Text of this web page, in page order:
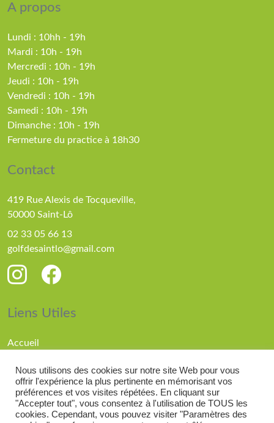
A propos
Lundi : 10hh - 19h
Mardi : 10h - 19h
Mercredi : 10h - 19h
Jeudi : 10h - 19h
Vendredi : 10h - 19h
Samedi : 10h - 19h
Dimanche : 10h - 19h
Fermeture du practice à 18h30
Contact
419 Rue Alexis de Tocqueville,
50000 Saint-Lô
02 33 05 66 13
golfdesaintlo@gmail.com
Liens Utiles
Accueil
Compétitions
Actualités
Nous utilisons des cookies sur notre site Web pour vous
offrir l'expérience la plus pertinente en mémorisant vos
préférences et vos visites répétées. En cliquant sur
"Accepter tout", vous consentez à l'utilisation de TOUS les
cookies. Cependant, vous pouvez visiter "Paramètres des